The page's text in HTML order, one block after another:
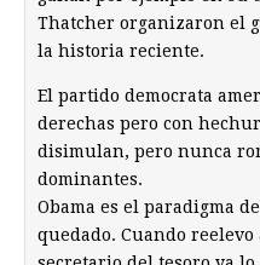
Thatcher organizaron el
la historia reciente.
El partido democrata
derechas pero con
disimulan, pero nunca
dominantes.
Obama es el paradigma
quedado. Cuando reelevo